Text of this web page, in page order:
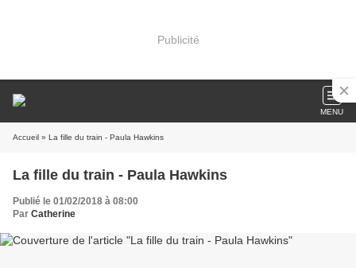
Publicité
MENU
Accueil » La fille du train - Paula Hawkins
La fille du train - Paula Hawkins
Publié le 01/02/2018 à 08:00
Par Catherine